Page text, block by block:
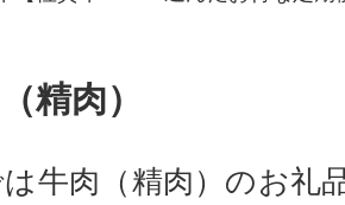
精肉）
牛肉（精肉）のお礼